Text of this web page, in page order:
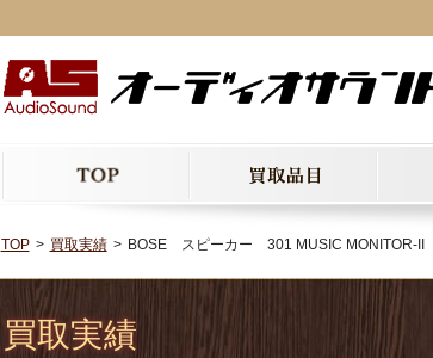
TOP 買取実績 BOSE スピーカー 301 MUSIC MONITOR-
買取実績